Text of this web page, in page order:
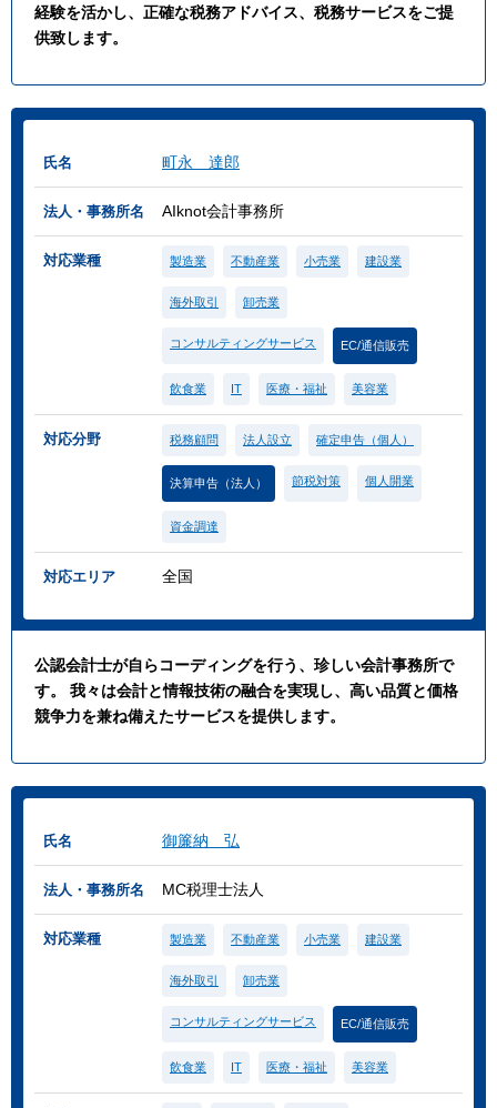
経験を活かし、正確な税務アドバイス、税務サービスをご提
供致します。
氏名 町永 達郎
法人・事務所名 AIknot会計事務所
対応業種 製造業 不動産業 小売業 建設業
海外取引 卸売業
コンサルティングサービス EC/通信販売
飲食業 IT 医療・福祉 美容業
対応分野 税務顧問 法人設立 確定申告（個人）
決算申告（法人） 節税対策 個人開業
資金調達
対応エリア 全国
公認会計士が自らコーディングを行う、珍しい会計事務所で
す。 我々は会計と情報技術の融合を実現し、高い品質と価格
競争力を兼ね備えたサービスを提供します。
氏名 御簾納 弘
法人・事務所名 MC税理士法人
対応業種 製造業 不動産業 小売業 建設業
海外取引 卸売業
コンサルティングサービス EC/通信販売
飲食業 IT 医療・福祉 美容業